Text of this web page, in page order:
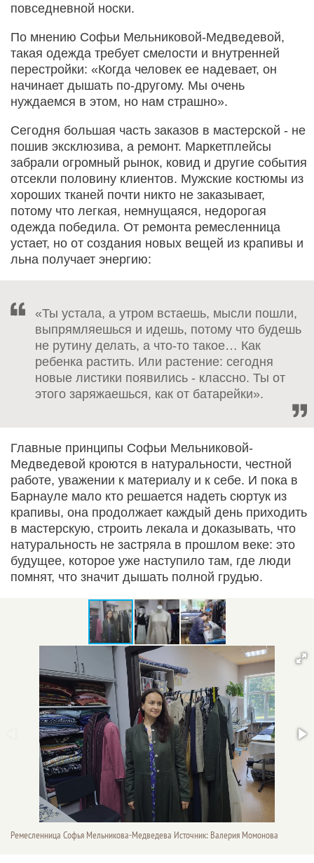
повседневной носки.
По мнению Софьи Мельниковой-Медведевой,
такая одежда требует смелости и внутренней
перестройки: «Когда человек ее надевает, он
начинает дышать по-другому. Мы очень
нуждаемся в этом, но нам страшно».
Сегодня большая часть заказов в мастерской - не
пошив эксклюзива, а ремонт. Маркетплейсы
забрали огромный рынок, ковид и другие события
отсекли половину клиентов. Мужские костюмы из
хороших тканей почти никто не заказывает,
потому что легкая, немнущаяся, недорогая
одежда победила. От ремонта ремесленница
устает, но от создания новых вещей из крапивы и
льна получает энергию:
«Ты устала, а утром встаешь, мысли пошли,
выпрямляешься и идешь, потому что будешь
не рутину делать, а что-то такое… Как
ребенка растить. Или растение: сегодня
новые листики появились - классно. Ты от
этого заряжаешься, как от батарейки».
Главные принципы Софьи Мельниковой-
Медведевой кроются в натуральности, честной
работе, уважении к материалу и к себе. И пока в
Барнауле мало кто решается надеть сюртук из
крапивы, она продолжает каждый день приходить
в мастерскую, строить лекала и доказывать, что
натуральность не застряла в прошлом веке: это
будущее, которое уже наступило там, где люди
помнят, что значит дышать полной грудью.
Ремесленница Софья Мельникова-Медведева Источник: Валерия Момонова